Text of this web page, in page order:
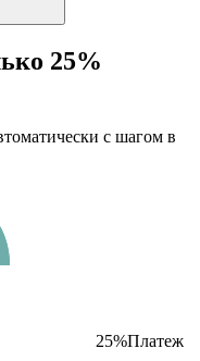
25%
с шагом в
25%Платеж